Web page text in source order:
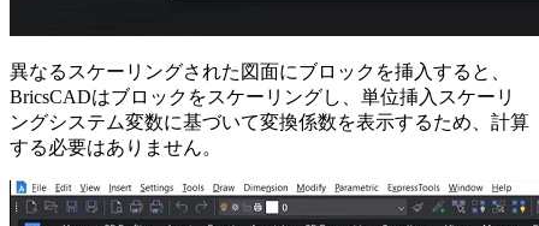
異なるスケーリングされた図面にブロックを挿入すると、
BricsCADはブロックをスケーリングし、単位挿入スケーリ
ングシステム変数に基づいて変換係数を表示するため、計算
する必要はありません。